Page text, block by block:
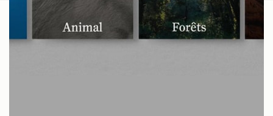
Désobéissance civile : une
directrice d’école se met hors-